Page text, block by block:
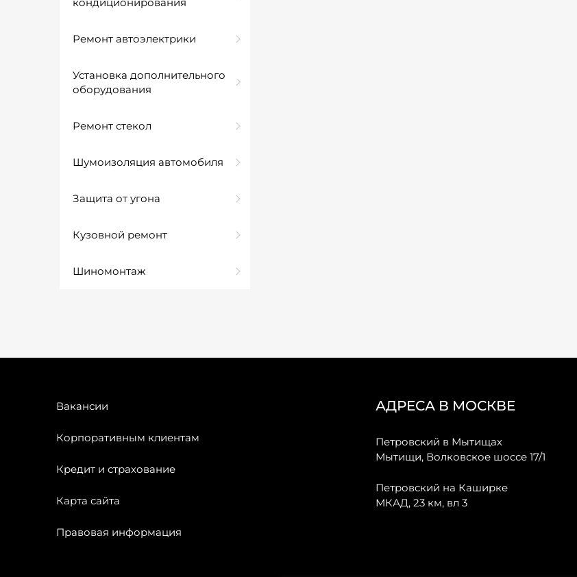
Ремонт автоэлектрики
Установка дополнительного
оборудования
Ремонт стекол
Шумоизоляция автомобиля
Защита от угона
Кузовной ремонт
Шиномонтаж
Вакансии
Корпоративным клиентам
Кредит и страхование
Карта сайта
Правовая информация
АДРЕСА В МОСКВЕ
Петровский в Мытищах
Мытищи, Волковское шоссе 17/1
Петровский на Каширке
МКАД, 23 км, вл 3